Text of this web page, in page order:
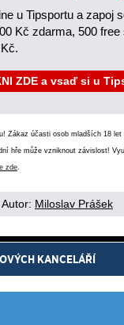
u Tipsportu a zapoj
Kč zdarma, 500
ZDE a vsaď si u
Zákaz účasti osob mladších 18
hře může vzniknout závislost!
zde
Autor: Miloslav Prášek
KANCELÁŘÍ